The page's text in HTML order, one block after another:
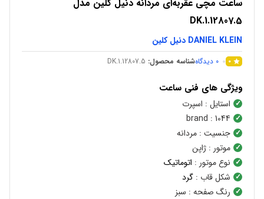
ساعت مچی عقربه‌ای مردانه دنیل کلین مدل
DK.1.12807.5
DANIEL KLEIN دنیل کلین
0
0 دیدگاهشناسه محصول: DK.1.12807.5
ویژگی های فنی ساعت
استایل : اسپرت
brand : 1044
جنسیت : مردانه
موتور : ژاپن
نوع موتور : اتوماتیک
شکل قاب : گرد
رنگ صفحه : سبز